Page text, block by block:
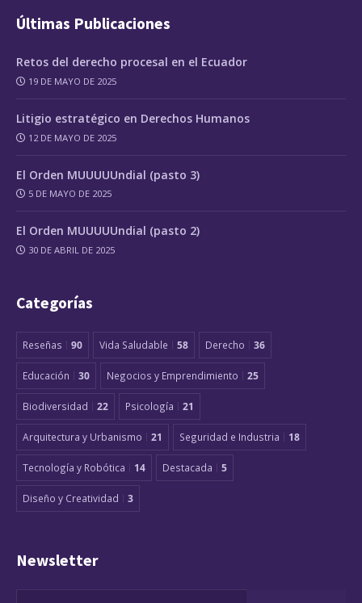
Últimas Publicaciones
Retos del derecho procesal en el Ecuador
19 DE MAYO DE 2025
Litigio estratégico en Derechos Humanos
12 DE MAYO DE 2025
El Orden MUUUUUndial (pasto 3)
5 DE MAYO DE 2025
El Orden MUUUUUndial (pasto 2)
30 DE ABRIL DE 2025
Categorías
Reseñas 90 Vida Saludable 58 Derecho 36
Educación 30 Negocios y Emprendimiento 25
Biodiversidad 22 Psicología 21
Arquitectura y Urbanismo 21 Seguridad e Industria 18
Tecnología y Robótica 14 Destacada 5
Diseño y Creatividad 3
Newsletter